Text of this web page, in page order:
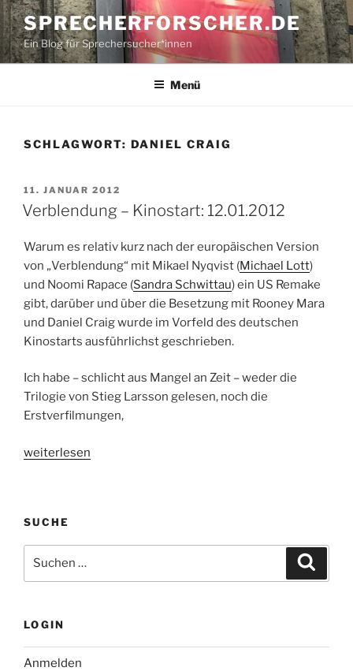
Zum
Inhalt
springen
SPRECHERFORSCHER.DE
Ein Blog für Sprechersucher*innen
Menü
SCHLAGWORT: DANIEL CRAIG
VERÖFFENTLICHT
AM
11. JANUAR 2012
Verblendung – Kinostart: 12.01.2012
Warum es relativ kurz nach der europäischen Version
von „Verblendung“ mit Mikael Nyqvist (Michael Lott)
und Noomi Rapace (Sandra Schwittau) ein US Remake
gibt, darüber und über die Besetzung mit Rooney Mara
und Daniel Craig wurde im Vorfeld des deutschen
Kinostarts ausführlichst geschrieben.
Ich habe – schlicht aus Mangel an Zeit – weder die
Trilogie von Stieg Larsson gelesen, noch die
Erstverfilmungen,
„Verblendung
weiterlesen
SUCHE
nach:
LOGIN
Anmelden